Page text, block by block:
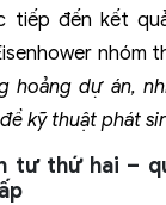
tiếp đến kết
nhóm
hoảng dự án,
kỹ thuật phát
tư thứ hai –